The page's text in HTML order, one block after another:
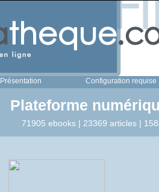
Présentation Configuration requise
Plateforme
71905 ebooks | 23369 articles |